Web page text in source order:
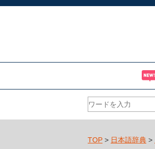
TOP > 日本語辞典 >